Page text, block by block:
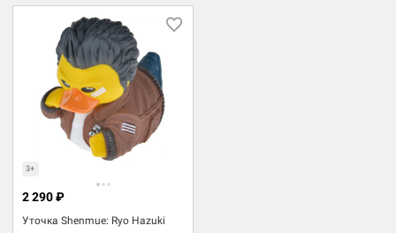
3+
Уточка Shenmue: Ryo Hazuki
2 290 ₽